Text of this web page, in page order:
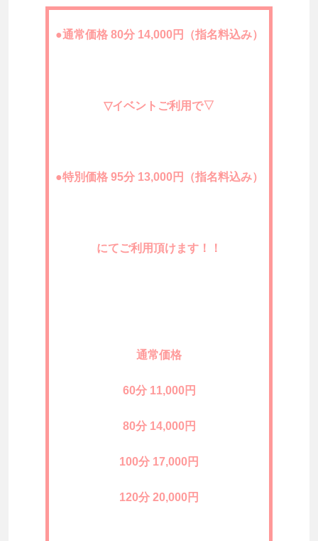
●通常価格 80分 14,000円（指名料込み）
▽イベントご利用で▽
●特別価格 95分 13,000円（指名料込み）
にてご利用頂けます！！
通常価格
60分 11,000円
80分 14,000円
100分 17,000円
120分 20,000円